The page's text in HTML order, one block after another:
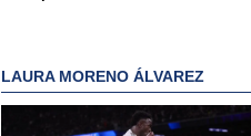
LAURA MORENO ÁLVAREZ